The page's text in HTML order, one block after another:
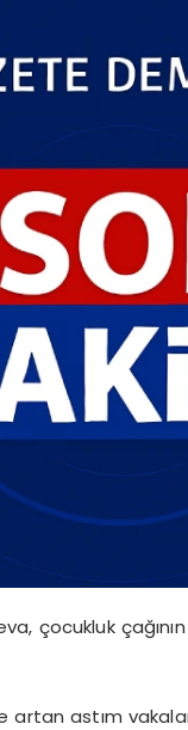
çocukluk
artan astım